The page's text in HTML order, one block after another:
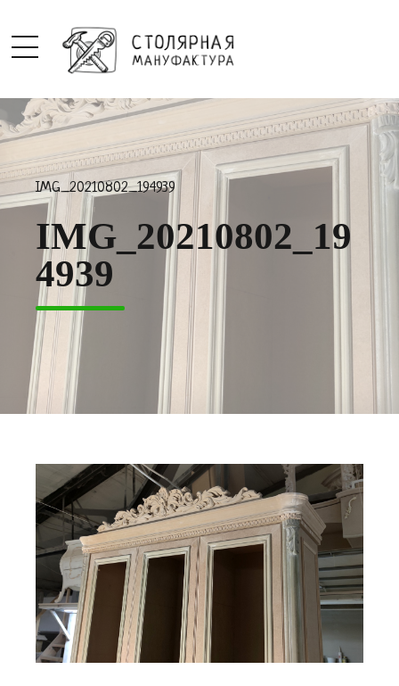
IMG_20210802_194939
IMG_20210802_19
4939